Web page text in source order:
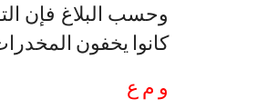
وحسب البلاغ فإن
كانوا يخفون
و م ع